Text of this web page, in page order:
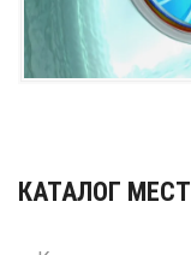
КАТАЛОГ МЕСТ